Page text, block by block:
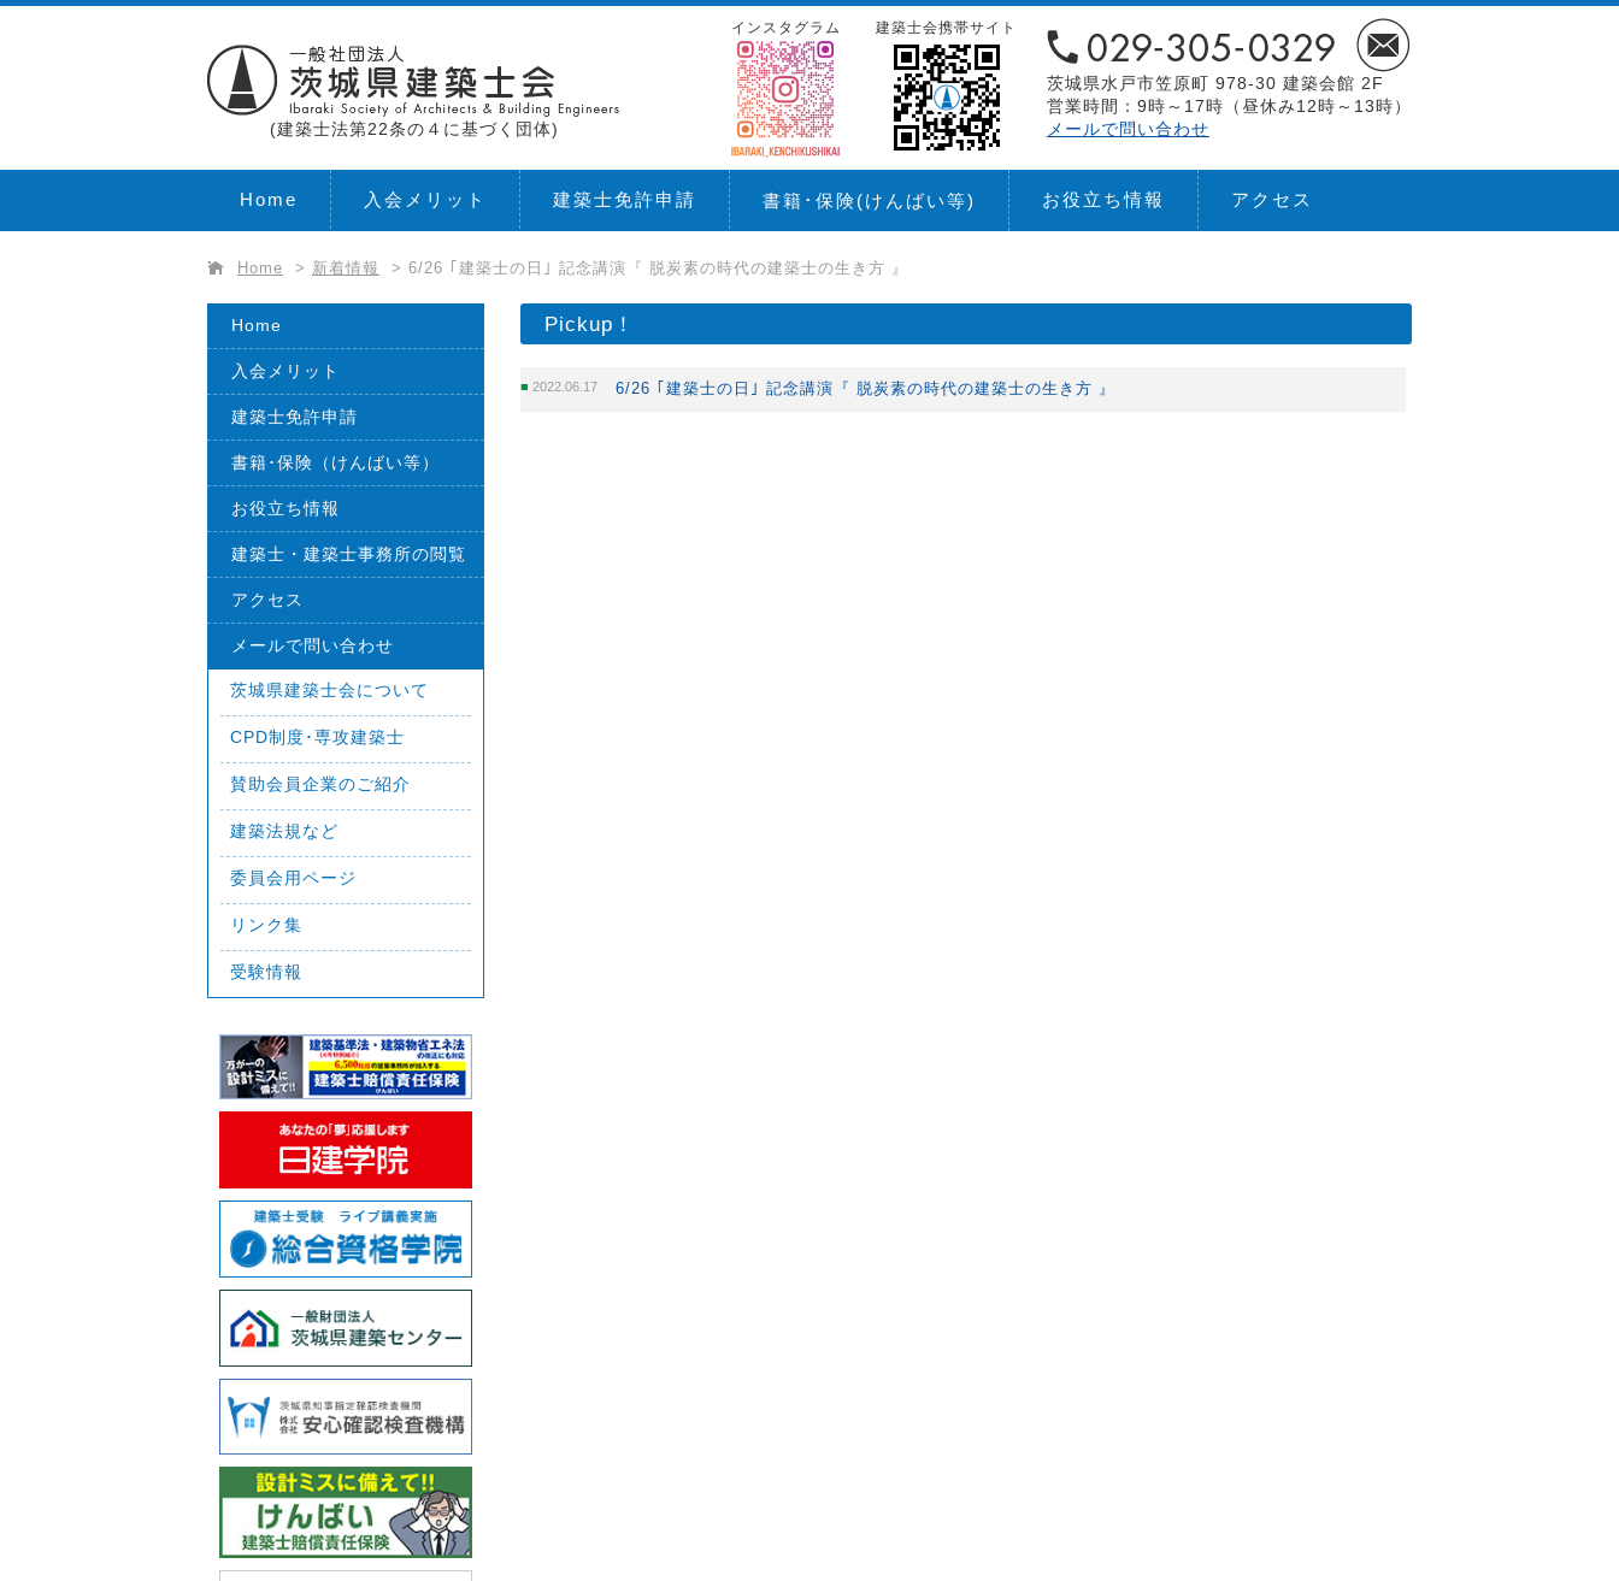
(建築士法第22条の４に基づく団体)
茨城県水戸市笠原町 978-30 建築会館 2F
営業時間：9時～17時（昼休み12時～13時）
メールで問い合わせ
建築士会携帯サイト
インスタグラム
Home 入会メリット 建築士免許申請 書籍･保険(けんばい等) お役立ち情報 アクセス
Home > 新着情報 > 6/26 ｢建築士の日｣ 記念講演『 脱炭素の時代の建築士の生き方 』
Pickup！
2022.06.17 6/26 ｢建築士の日｣ 記念講演『 脱炭素の時代の建築士の生き方 』
Home
入会メリット
建築士免許申請
書籍･保険（けんばい等）
お役立ち情報
建築士・建築士事務所の閲覧
アクセス
メールで問い合わせ
茨城県建築士会について
CPD制度･専攻建築士
賛助会員企業のご紹介
建築法規など
委員会用ページ
リンク集
受験情報